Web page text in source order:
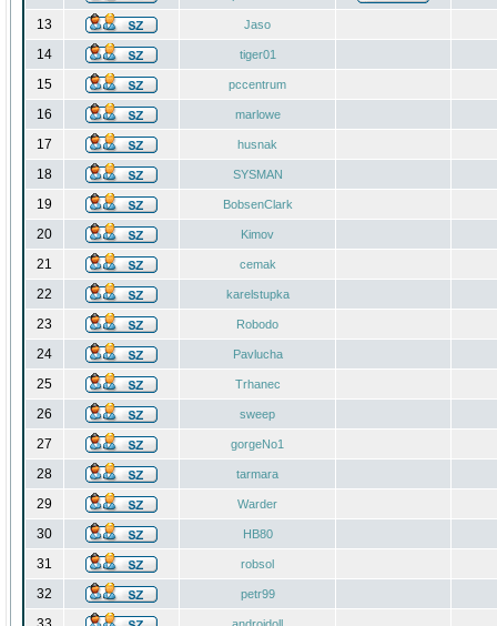
13 Jaso
14 tiger01
15 pccentrum
16 marlowe
17 husnak
18 SYSMAN
19 BobsenClark
20 Kimov
21 cemak
22 karelstupka
23 Robodo
24 Pavlucha
25 Trhanec
26 sweep
27 gorgeNo1
28 tarmara
29 Warder
30 HB80
31 robsol
32 petr99